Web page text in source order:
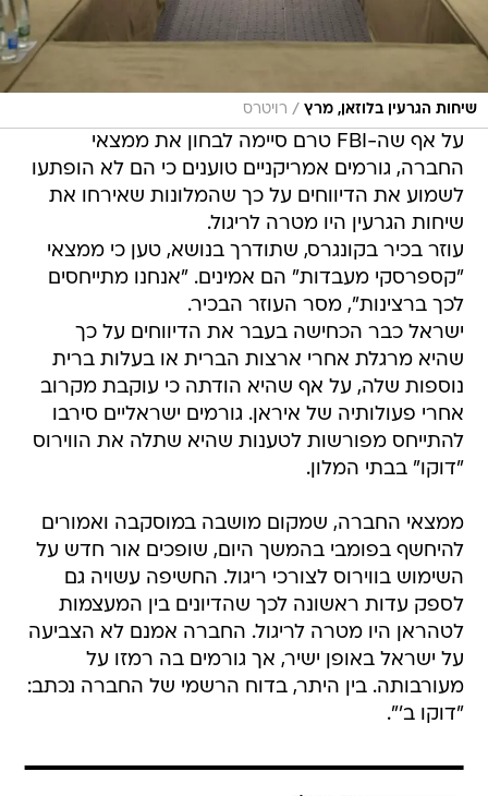
שיחות הגרעין בלוזאן, מרץ / רויטרס
על אף שה-FBI טרם סיימה לבחון את ממצאי
החברה, גורמים אמריקניים טוענים כי הם לא הופתעו
לשמוע את הדיווחים על כך שהמלונות שאירחו את
שיחות הגרעין היו מטרה לריגול.
עוזר בכיר בקונגרס, שתודרך בנושא, טען כי ממצאי
"קספרסקי מעבדות" הם אמינים. "אנחנו מתייחסים
לכך ברצינות", מסר העוזר הבכיר.
ישראל כבר הכחישה בעבר את הדיווחים על כך
שהיא מרגלת אחרי ארצות הברית או בעלות ברית
נוספות שלה, על אף שהיא הודתה כי עוקבת מקרוב
אחרי פעולותיה של איראן. גורמים ישראליים סירבו
להתייחס מפורשות לטענות שהיא שתלה את הווירוס
"דוקו" בבתי המלון.
ממצאי החברה, שמקום מושבה במוסקבה ואמורים
להיחשף בפומבי בהמשך היום, שופכים אור חדש על
השימוש בווירוס לצורכי ריגול. החשיפה עשויה גם
לספק עדות ראשונה לכך שהדיונים בין המעצמות
לטהראן היו מטרה לריגול. החברה אמנם לא הצביעה
על ישראל באופן ישיר, אך גורמים בה רמזו על
מעורבותה. בין היתר, בדוח הרשמי של החברה נכתב:
"דוקו ב'".